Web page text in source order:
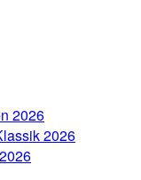
2026
2026